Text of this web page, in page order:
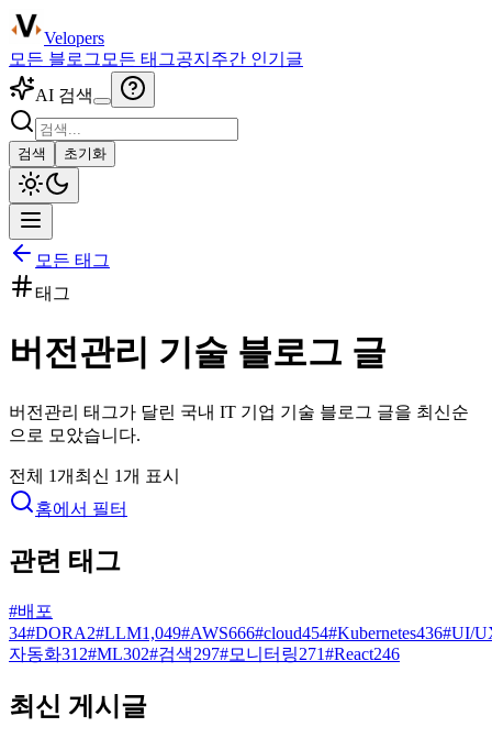
Velopers
모든 블로그 모든 태그공지 주간 인기글
AI 검색
검색 초기화
모든 태그
태그
버전관리 기술 블로그 글
버전관리 태그가 달린 국내 IT 기업 기술 블로그 글을 최신순
으로 모았습니다.
전체 1개 최신 1개 표시
홈에서 필터
관련 태그
#배포
34#DORA2#LLM1,049#AWS666#cloud454#Kubernetes436#UI/
자동화312#ML302#검색297#모니터링271#React246
최신 게시글